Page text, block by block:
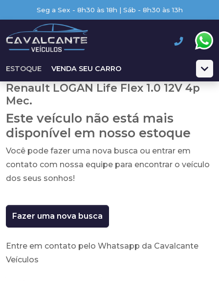
Seg a Sex - 8h30 às 18h | Sáb - 8h30 às 13h
ESTOQUE VENDA SEU CARRO
Renault LOGAN Life Flex 1.0 12V 4p
Mec.
Este veículo não está mais
disponível em nosso estoque
Você pode fazer uma nova busca ou entrar em
contato com nossa equipe para encontrar o veículo
dos seus sonhos!
Fazer uma nova busca
Entre em contato pelo Whatsapp da Cavalcante
Veículos